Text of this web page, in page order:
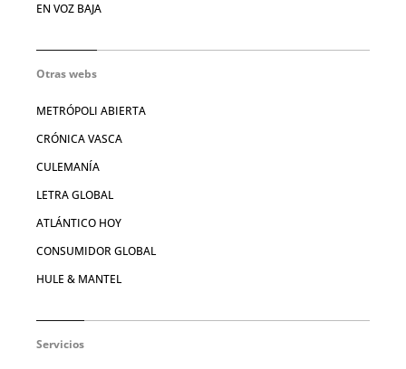
EN VOZ BAJA
Otras webs
METRÓPOLI ABIERTA
CRÓNICA VASCA
CULEMANÍA
LETRA GLOBAL
ATLÁNTICO HOY
CONSUMIDOR GLOBAL
HULE & MANTEL
Servicios